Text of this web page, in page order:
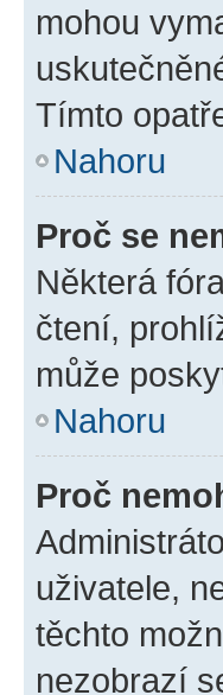
mohou
Tímto
Nahoru
Proč se
Některá
čtení,
může
Nahoru
Proč
uživatele,
těchto
nezobrazí